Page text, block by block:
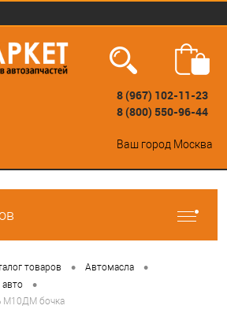
8 (967) 102-11-23
8 (800) 550-96-44
Ваш город Москва
товаров • Автомасла •
•
М10ДМ бочка